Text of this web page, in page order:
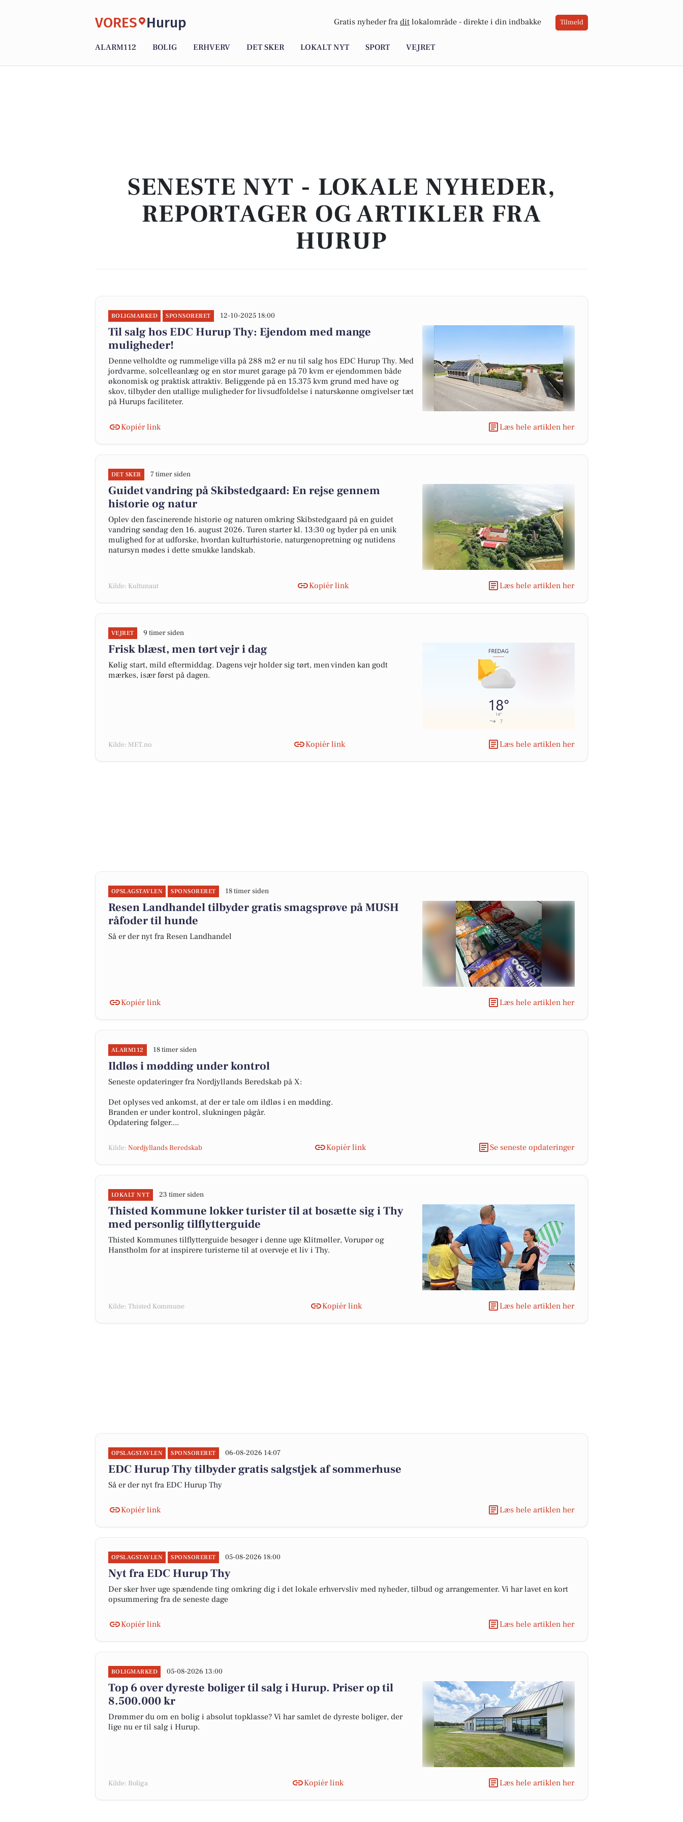
VORES Hurup Gratis nyheder fra dit lokalområde - direkte i din indbakke Tilmeld
ALARM112 BOLIG ERHVERV DET SKER LOKALT NYT SPORT VEJRET
SENESTE NYT - LOKALE NYHEDER,
REPORTAGER OG ARTIKLER FRA
HURUP
BOLIGMARKED SPONSORERET 12-10-2025 18:00
Til salg hos EDC Hurup Thy: Ejendom med mange
muligheder!
Denne velholdte og rummelige villa på 288 m2 er nu til salg hos EDC Hurup Thy. Med
jordvarme, solcelleanlæg og en stor muret garage på 70 kvm er ejendommen både
økonomisk og praktisk attraktiv. Beliggende på en 15.375 kvm grund med have og
skov, tilbyder den utallige muligheder for livsudfoldelse i naturskønne omgivelser tæt
på Hurups faciliteter.
Kopiér link Læs hele artiklen her
DET SKER 7 timer siden
Guidet vandring på Skibstedgaard: En rejse gennem
historie og natur
Oplev den fascinerende historie og naturen omkring Skibstedgaard på en guidet
vandring søndag den 16. august 2026. Turen starter kl. 13:30 og byder på en unik
mulighed for at udforske, hvordan kulturhistorie, naturgenopretning og nutidens
natursyn mødes i dette smukke landskab.
Kilde: Kultunaut Kopiér link Læs hele artiklen her
VEJRET 9 timer siden
Frisk blæst, men tørt vejr i dag
Kølig start, mild eftermiddag. Dagens vejr holder sig tørt, men vinden kan godt
mærkes, især først på dagen.
Kilde: MET.no Kopiér link Læs hele artiklen her
OPSLAGSTAVLEN SPONSORERET 18 timer siden
Resen Landhandel tilbyder gratis smagsprøve på MUSH
råfoder til hunde
Så er der nyt fra Resen Landhandel
Kopiér link Læs hele artiklen her
ALARM112 18 timer siden
Ildløs i mødding under kontrol
Seneste opdateringer fra Nordjyllands Beredskab på X:
Det oplyses ved ankomst, at der er tale om ildløs i en mødding.
Branden er under kontrol, slukningen pågår.
Opdatering følger....
Kilde: Nordjyllands Beredskab Kopiér link Se seneste opdateringer
LOKALT NYT 23 timer siden
Thisted Kommune lokker turister til at bosætte sig i Thy
med personlig tilflytterguide
Thisted Kommunes tilflytterguide besøger i denne uge Klitmøller, Vorupør og
Hanstholm for at inspirere turisterne til at overveje et liv i Thy.
Kilde: Thisted Kommune Kopiér link Læs hele artiklen her
OPSLAGSTAVLEN SPONSORERET 06-08-2026 14:07
EDC Hurup Thy tilbyder gratis salgstjek af sommerhuse
Så er der nyt fra EDC Hurup Thy
Kopiér link Læs hele artiklen her
OPSLAGSTAVLEN SPONSORERET 05-08-2026 18:00
Nyt fra EDC Hurup Thy
Der sker hver uge spændende ting omkring dig i det lokale erhvervsliv med nyheder, tilbud og arrangementer. Vi har lavet en kort
opsummering fra de seneste dage
Kopiér link Læs hele artiklen her
BOLIGMARKED 05-08-2026 13:00
Top 6 over dyreste boliger til salg i Hurup. Priser op til
8.500.000 kr
Drømmer du om en bolig i absolut topklasse? Vi har samlet de dyreste boliger, der
lige nu er til salg i Hurup.
Kilde: Boliga Kopiér link Læs hele artiklen her